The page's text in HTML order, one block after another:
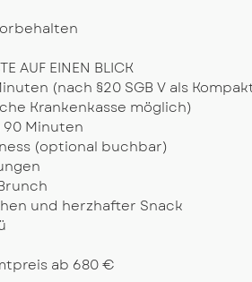
AUF EINEN BLICK
(nach §20 SGB V als
Krankenkasse möglich)
90 Minuten
(optional buchbar)
und herzhafter Snack
ab 680 €